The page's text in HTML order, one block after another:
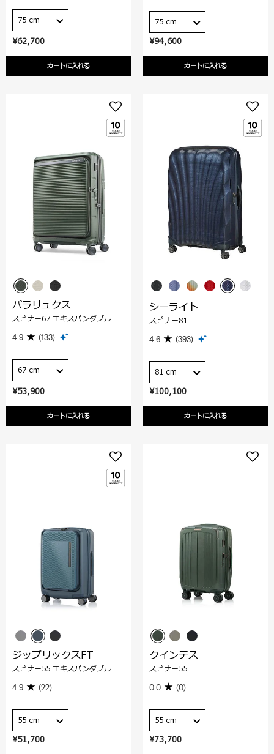
¥62,700
カートに入れる
75 cm
¥94,600
カートに入れる
75 cm
¥53,900
カートに入れる
パラリュクス
スピナー67 エキスパンダブル
4.9 (133)
67 cm
¥100,100
カートに入れる
シーライト
スピナー81
4.6 (393)
81 cm
¥51,700
ジップリックスFT
スピナー55 エキスパンダブル
4.9 (22)
55 cm
¥73,700
クインテス
スピナー55
0.0 (0)
55 cm